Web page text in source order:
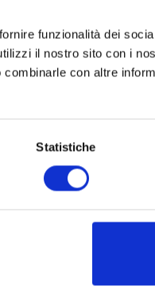
funzionalità dei
il nostro sito con i
con altre
Statistiche